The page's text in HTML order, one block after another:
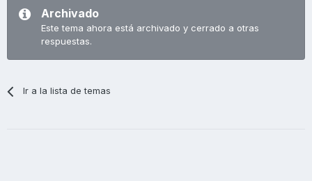
Archivado
Este tema ahora está archivado y cerrado a otras
respuestas.
Ir a la lista de temas